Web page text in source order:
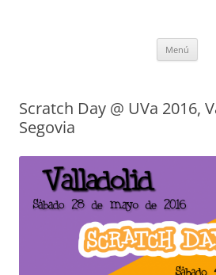
Menú
Scratch Day @ UVa 2016,
Segovia